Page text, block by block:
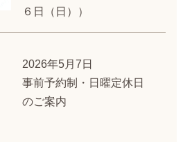
６日（日））
2026年5月7日
事前予約制・日曜定休日
のご案内